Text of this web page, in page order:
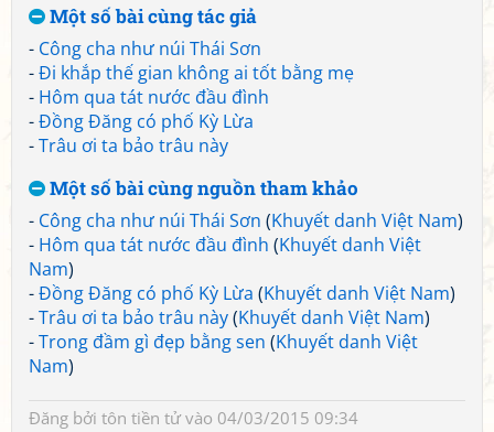
Một số bài cùng tác giả
- Công cha như núi Thái Sơn
-Đi khắp thế gian không ai tốt bằng mẹ
- Hôm qua tát nước đầu đình
-Đồng Đăng có phố Kỳ Lừa
-Trâu ơi ta bảo trâu này
Một số bài cùng nguồn tham khảo
- Công cha như núi Thái Sơn (Khuyết danh Việt Nam)
- Hôm qua tát nước đầu đình (Khuyết danh Việt
Nam)
-Đồng Đăng có phố Kỳ Lừa (Khuyết danh Việt Nam)
-Trâu ơi ta bảo trâu này(Khuyết danh Việt Nam)
-Trong đầm gì đẹp bằng sen (Khuyết danh Việt
Nam)
Đăng bởi tôn tiền tửvào 04/03/2015 09:34